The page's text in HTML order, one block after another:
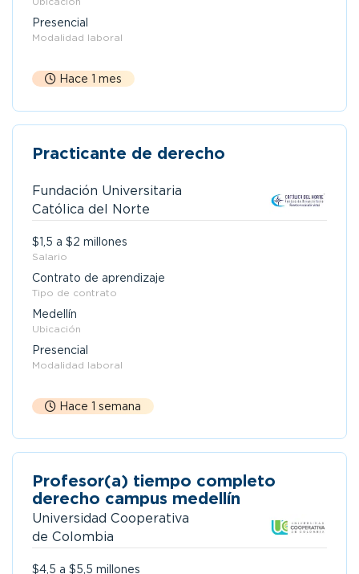
Presencial
Modalidad laboral
Hace 1 mes
Practicante de derecho
Fundación Universitaria
Católica del Norte
$1,5 a $2 millones
Salario
Contrato de aprendizaje
Tipo de contrato
Medellín
Ubicación
Presencial
Modalidad laboral
Hace 1 semana
Profesor(a) tiempo completo
derecho campus medellín
Universidad Cooperativa
de Colombia
$4,5 a $5,5 millones